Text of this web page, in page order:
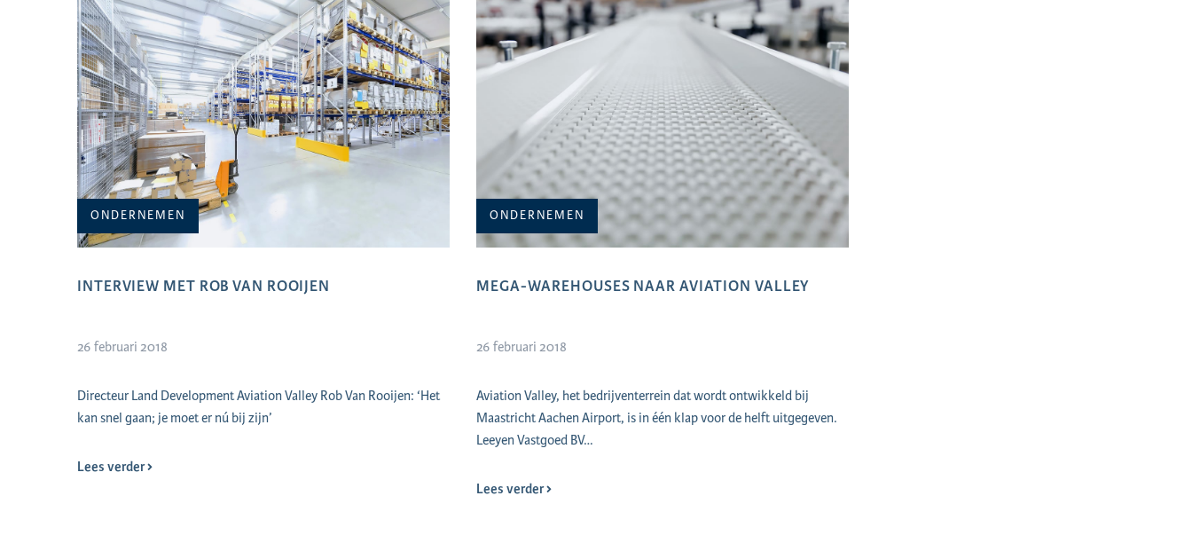
ONDERNEMEN
INTERVIEW MET ROB VAN ROOIJEN
26 februari 2018
Directeur Land Development Aviation Valley Rob Van Rooijen: ‘Het
kan snel gaan; je moet er nú bij zijn’
Lees verder
ONDERNEMEN
MEGA-WAREHOUSES NAAR AVIATION VALLEY
26 februari 2018
Aviation Valley, het bedrijventerrein dat wordt ontwikkeld bij
Maastricht Aachen Airport, is in één klap voor de helft uitgegeven.
Leeyen Vastgoed BV…
Lees verder